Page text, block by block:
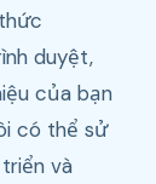
duyệt,
của bạn
có thể sử
và